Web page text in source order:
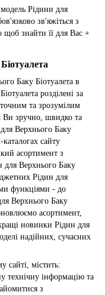
Рідини для
зв'яжіться з
знайти її для Вас +
Баку Біотуалета в
розділені за
та зрозумілим
Ви зручно, швидко та
Верхнього Баку
сайту
асортимент з
для Верхнього Баку
Рідин для
функціями - до
Верхнього Баку
асортимент,
новинки Рідин для
надійних, сучасних
сайті, містить:
технічну інформацію та
з